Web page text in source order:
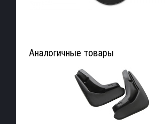
Аналогичные товары